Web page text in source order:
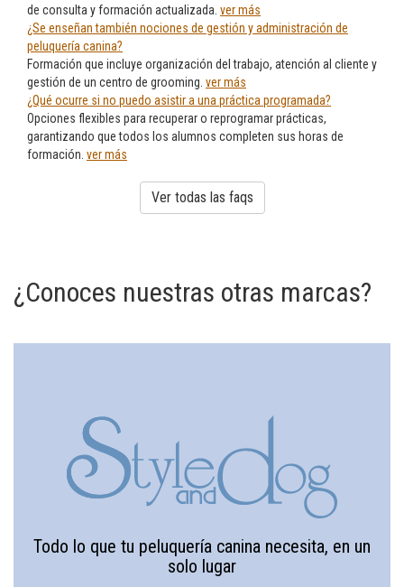
de consulta y formación actualizada. ver más
¿Se enseñan también nociones de gestión y administración de
peluquería canina?
Formación que incluye organización del trabajo, atención al cliente y
gestión de un centro de grooming. ver más
¿Qué ocurre si no puedo asistir a una práctica programada?
Opciones flexibles para recuperar o reprogramar prácticas,
garantizando que todos los alumnos completen sus horas de
formación. ver más
Ver todas las faqs
¿Conoces nuestras otras marcas?
Todo lo que tu peluquería canina necesita, en un
solo lugar